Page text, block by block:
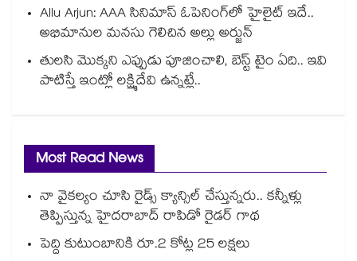
Allu Arjun: AAA సినిమాస్ ఓపెనింగ్‌లో హైలైట్ ఇదే..
అభిమానుల మనసు గెలిచిన అల్లు అర్జున్
తులసి మొక్కని ఎప్పుడు పూజించాలి, బెస్ట్ టైం ఏది.. ఇవి
పాటిస్తే ఇంట్లో లక్ష్మిదేవి ఉన్నట్లే..
Most Read News
నా వైకల్యం చూసి రైడ్స్ క్యాన్సిల్ చేస్తున్నరు.. కన్నీళ్లు
తెప్పిస్తున్న హైదరాబాద్ రాపిడో రైడర్ గాథ
పెద్ది కుటుంబానికి రూ.2 కోట్ల 25 లక్షలు